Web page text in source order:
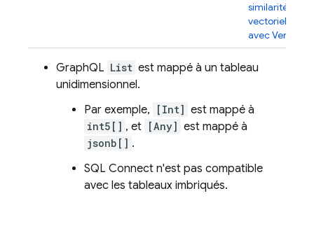
similarité
vectorielle
avec Vertex AI
GraphQL List est mappé à un tableau
unidimensionnel.
Par exemple,
[Int] est mappé à
int5[] , et [Any] est mappé à
jsonb[] .
SQL Connect n'est pas compatible
avec les tableaux imbriqués.